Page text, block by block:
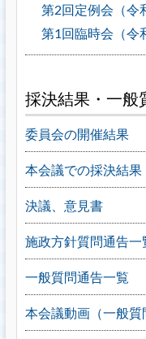
第2回定例会（令
第1回臨時会（令
採決結果・一般
委員会の開催結果
本会議での採決結果
決議、意見書
施政方針質問通告一
一般質問通告一覧
本会議動画（一般質